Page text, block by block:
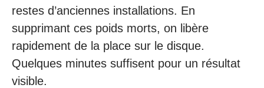
restes d’anciennes installations. En
supprimant ces poids morts, on libère
rapidement de la place sur le disque.
Quelques minutes suffisent pour un résultat
visible.